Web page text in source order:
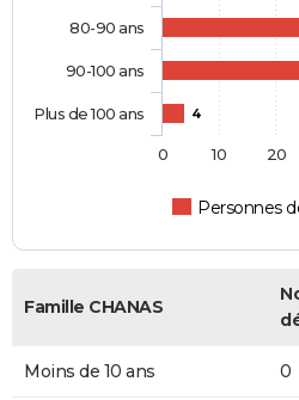
4
Personnes
80-90 ans
90-100 ans
Plus de 100 ans
0 10 20
Famille CHANAS
Moins de 10 ans 0